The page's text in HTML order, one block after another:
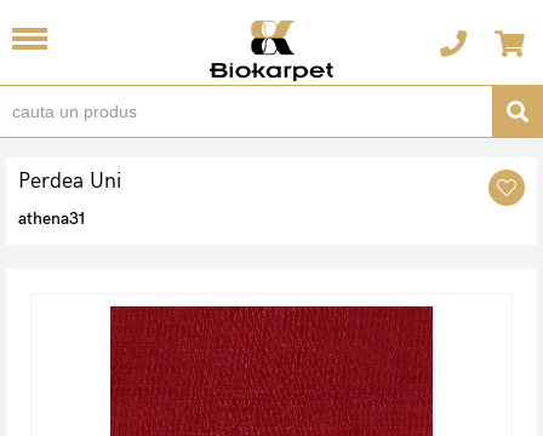
Perdea Uni
athena31